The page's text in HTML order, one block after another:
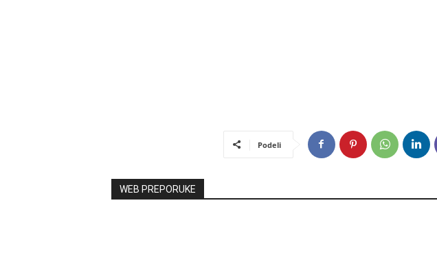
Podeli
WEB PREPORUKE